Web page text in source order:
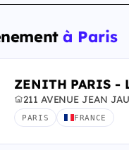
à Paris
ZENITH PARIS -
211 AVENUE JEAN
PARIS FRANCE